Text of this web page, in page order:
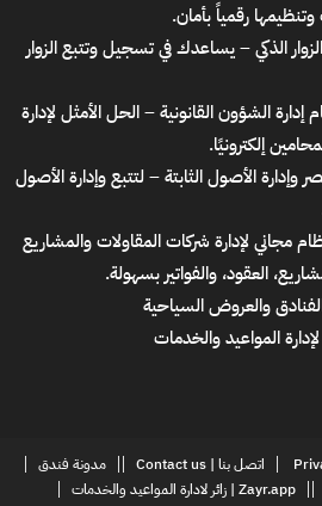
رقمياً بأمان.
– يساعدك في تسجيل وتتبع الزوار
– الحل الأمثل لإدارة
إلكترونيًا.
– لتتبع وإدارة الأصول
العقود، والفواتير بسهولة.
والعروض السياحية
اتصل بنا | Contact us
مدونة فندق
Zayr.app | زائر لادارة المواعيد والخدمات